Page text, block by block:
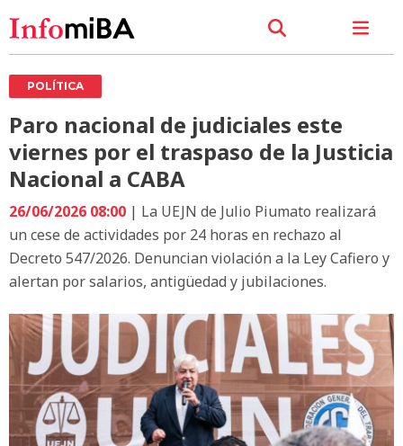
POLÍTICA
Paro nacional de judiciales este
viernes por el traspaso de la Justicia
Nacional a CABA
26/06/2026 08:00 | La UEJN de Julio Piumato realizará
un cese de actividades por 24 horas en rechazo al
Decreto 547/2026. Denuncian violación a la Ley Cafiero y
alertan por salarios, antigüedad y jubilaciones.